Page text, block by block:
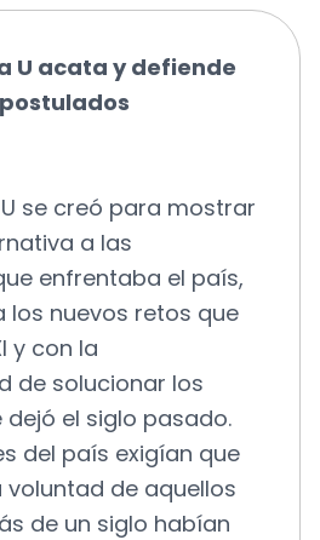
U acata y defiende
se creó para mostrar
a las
enfrentaba el país,
los nuevos retos que
y con la
de solucionar los
el siglo pasado.
del país exigían que
voluntad de aquellos
de un siglo habían